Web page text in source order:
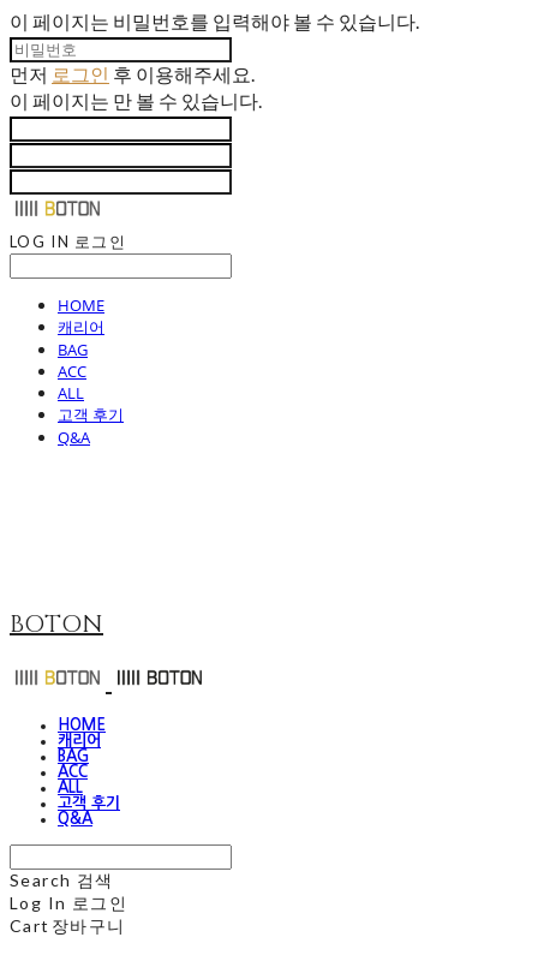
이 페이지는 비밀번호를 입력해야 볼 수 있습니다.
먼저 로그인 후 이용해주세요.
이 페이지는 만 볼 수 있습니다.
LOG IN 로그인
HOME
캐리어
BAG
ACC
ALL
고객 후기
Q&A
BOTON
HOME
캐리어
BAG
ACC
ALL
고객 후기
Q&A
Search 검색
Log In 로그인
Cart 장바구니